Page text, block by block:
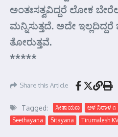
ಅಂತಃಸತ್ವವಿದ್ದರೆ ಲೋಕ
ಮನ್ನಿಸುತ್ತದೆ. ಅದೇ ಇಲ್ಲದಿದ್ದರೆ
ತೋರುತ್ತವೆ.
*****
Share this Article
Tagged: ಸೀತಾಯಣ ಆಳ ನಿರಾಳ ೧
Seethayana
Sitayana Tirumalesh KV